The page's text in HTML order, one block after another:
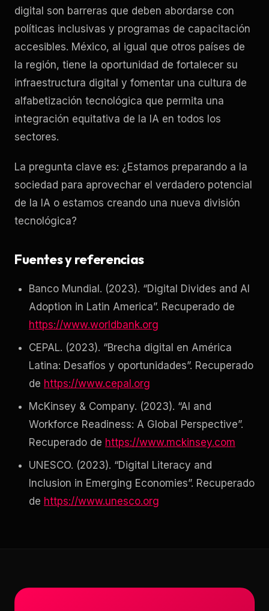
digital son barreras que deben abordarse con
políticas inclusivas y programas de capacitación
accesibles. México, al igual que otros países de
la región, tiene la oportunidad de fortalecer su
infraestructura digital y fomentar una cultura de
alfabetización tecnológica que permita una
integración equitativa de la IA en todos los
sectores.
La pregunta clave es: ¿Estamos preparando a la
sociedad para aprovechar el verdadero potencial
de la IA o estamos creando una nueva división
tecnológica?
Fuentes y referencias
Banco Mundial. (2023). “Digital Divides and AI
Adoption in Latin America”. Recuperado de
https://www.worldbank.org
CEPAL. (2023). “Brecha digital en América
Latina: Desafíos y oportunidades”. Recuperado
de https://www.cepal.org
McKinsey & Company. (2023). “AI and
Workforce Readiness: A Global Perspective”.
Recuperado de https://www.mckinsey.com
UNESCO. (2023). “Digital Literacy and
Inclusion in Emerging Economies”. Recuperado
de https://www.unesco.org